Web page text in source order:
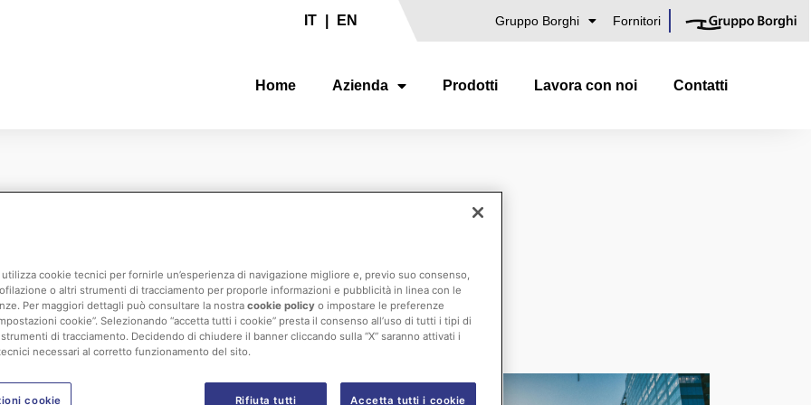
IT EN Gruppo Borghi Fornitori
Home Azienda Prodotti Lavora con noi Contatti
Car – Luxury Car – Commercial Vehicles – Truck – Bus
cookie tecnici per fornirle un’esperienza di navigazione migliore e, previo suo consenso,
o altri strumenti di tracciamento per proporle informazioni e pubblicità in linea con le
Per maggiori dettagli può consultare la nostra cookie policy o impostare le preferenze
cookie”. Selezionando “accetta tutti i cookie” presta il consenso all’uso di tutti i tipi di
di tracciamento. Decidendo di chiudere il banner cliccando sulla “X” saranno attivati i
necessari al corretto funzionamento del sito.
Rifiuta tutti Accetta tutti i cookie
cookie